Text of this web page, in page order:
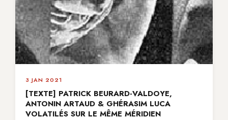
3 JAN 2021
[TEXTE] PATRICK BEURARD-VALDOYE,
ANTONIN ARTAUD & GHÉRASIM LUCA
VOLATILÉS SUR LE MÊME MÉRIDIEN